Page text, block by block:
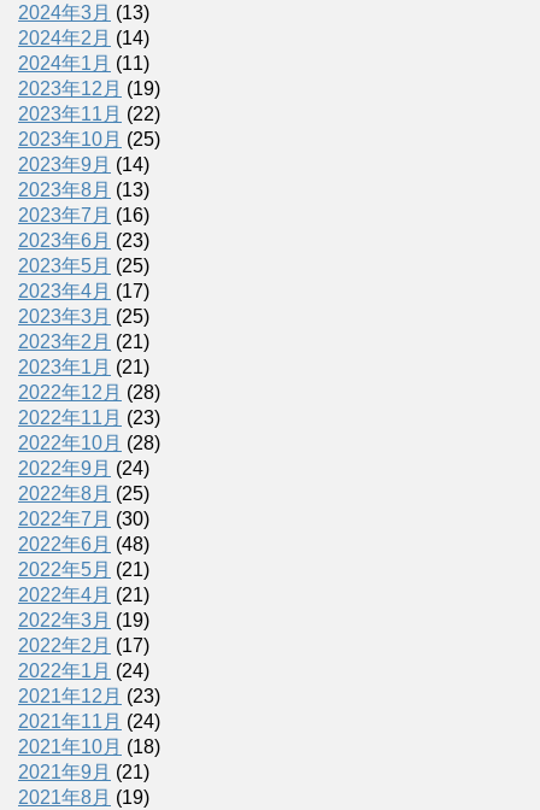
2024年3月 (13)
2024年2月 (14)
2024年1月 (11)
2023年12月 (19)
2023年11月 (22)
2023年10月 (25)
2023年9月 (14)
2023年8月 (13)
2023年7月 (16)
2023年6月 (23)
2023年5月 (25)
2023年4月 (17)
2023年3月 (25)
2023年2月 (21)
2023年1月 (21)
2022年12月 (28)
2022年11月 (23)
2022年10月 (28)
2022年9月 (24)
2022年8月 (25)
2022年7月 (30)
2022年6月 (48)
2022年5月 (21)
2022年4月 (21)
2022年3月 (19)
2022年2月 (17)
2022年1月 (24)
2021年12月 (23)
2021年11月 (24)
2021年10月 (18)
2021年9月 (21)
2021年8月 (19)